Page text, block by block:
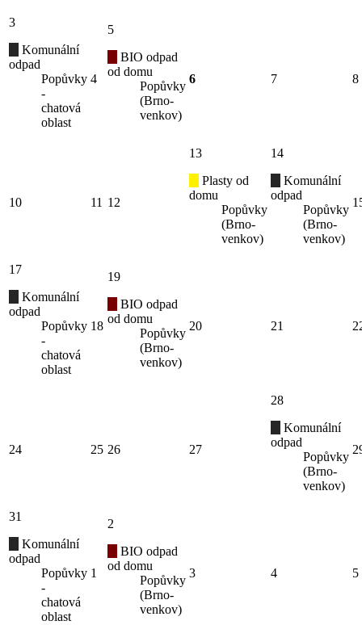
3
Komunální
odpad
Popůvky
-
chatová
oblast
4
5
BIO odpad
od domu
Popůvky
(Brno-
venkov)
6 7 8
10 11 12
13
Plasty od
domu
Popůvky
(Brno-
venkov)
14
Komunální
odpad
Popůvky
(Brno-
venkov)
17
Komunální
odpad
Popůvky
-
chatová
oblast
18
19
BIO odpad
od domu
Popůvky
(Brno-
venkov)
20 21
24 25 26 27
28
Komunální
odpad
Popůvky
(Brno-
venkov)
31
Komunální
odpad
Popůvky
-
chatová
oblast
1
2
BIO odpad
od domu
Popůvky
(Brno-
venkov)
3 4 5